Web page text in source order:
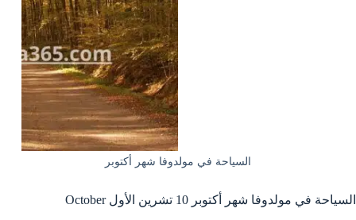
السياحة في مولدوفا شهر أكتوبر
السياحة في مولدوفا شهر أكتوبر 10 تشرين الأول October